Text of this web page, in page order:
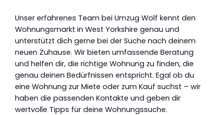
Unser erfahrenes Team bei Umzug Wolf kennt den
Wohnungsmarkt in West Yorkshire genau und
unterstützt dich gerne bei der Suche nach deinem
neuen Zuhause. Wir bieten umfassende Beratung
und helfen dir, die richtige Wohnung zu finden, die
genau deinen Bedürfnissen entspricht. Egal ob du
eine Wohnung zur Miete oder zum Kauf suchst – wir
haben die passenden Kontakte und geben dir
wertvolle Tipps für deine Wohnungssuche.